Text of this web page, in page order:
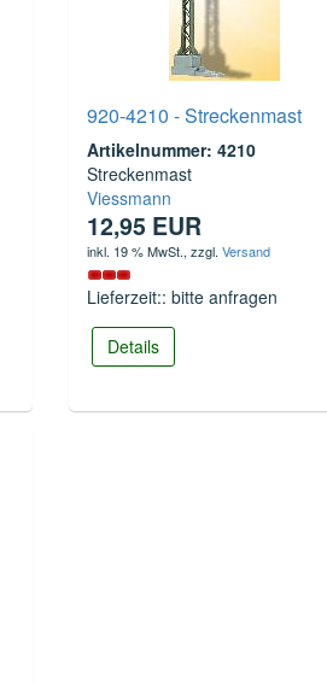
920-4210 - Streckenmast
Artikelnummer: 4210
Streckenmast
Viessmann
12,95 EUR
inkl. 19 % MwSt., zzgl. Versand
Lieferzeit:: bitte anfragen
Details